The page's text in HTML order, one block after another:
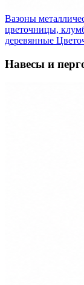
Вазоны
цветочницы,
деревянные
Навесы и